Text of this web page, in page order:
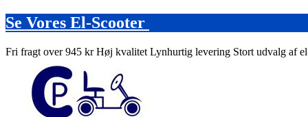
Se Vores El-Scooter
Fri fragt over 945 kr Høj kvalitet Lynhurtig levering Stort udvalg af